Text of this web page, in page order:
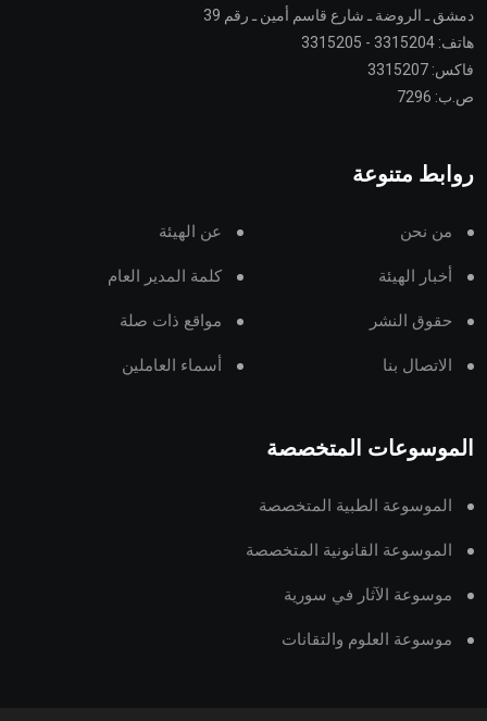
دمشق ـ الروضة ـ شارع قاسم أمين ـ رقم 39
هاتف: 3315204 - 3315205
فاكس: 3315207
ص.ب: 7296
روابط متنوعة
من نحن عن الهيئة
أخبار الهيئة كلمة المدير العام
حقوق النشر مواقع ذات صلة
الاتصال بنا أسماء العاملين
الموسوعات المتخصصة
الموسوعة الطبية المتخصصة
الموسوعة القانونية المتخصصة
موسوعة الآثار في سورية
موسوعة العلوم والتقانات